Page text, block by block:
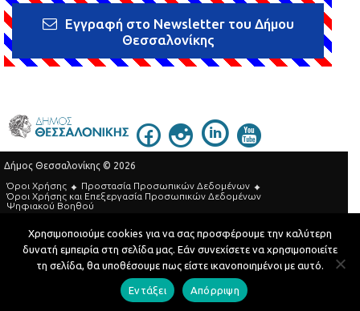
Εγγραφή στο Newsletter του Δήμου
Θεσσαλονίκης
Δήμος Θεσσαλονίκης © 2026
Όροι Χρήσης
Προστασία Προσωπικών Δεδομένων
Όροι Xρήσης και Eπεξεργασία Προσωπικών Δεδομένων
Ψηφιακού Βοηθού
Τηλεφωνικός Κατάλογος
Developed by MyCompany Projects
Χρησιμοποιούμε cookies για να σας προσφέρουμε την καλύτερη
δυνατή εμπειρία στη σελίδα μας. Εάν συνεχίσετε να χρησιμοποιείτε
τη σελίδα, θα υποθέσουμε πως είστε ικανοποιημένοι με αυτό.
Εντάξει Απόρριψη